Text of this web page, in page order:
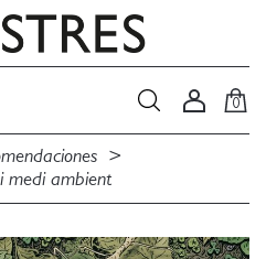
0
medi ambient